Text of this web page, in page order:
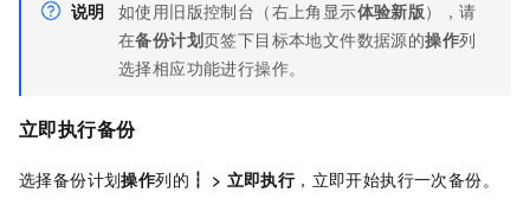
说明 如使用旧版控制台（右上角显示体验新版），请
在备份计划页签下目标本地文件数据源的操作列
选择相应功能进行操作。
立即执行备份
选择备份计划操作列的 ┇ > 立即执行，立即开始执行一次备份。